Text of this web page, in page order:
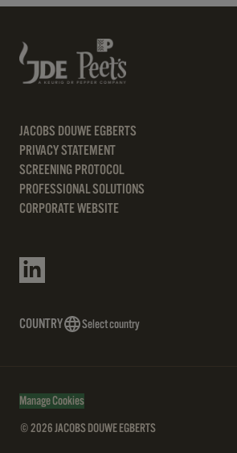
JACOBS DOUWE EGBERTS
PRIVACY STATEMENT
SCREENING PROTOCOL
PROFESSIONAL SOLUTIONS
CORPORATE WEBSITE
COUNTRY Select country
Manage Cookies
© 2026 JACOBS DOUWE EGBERTS